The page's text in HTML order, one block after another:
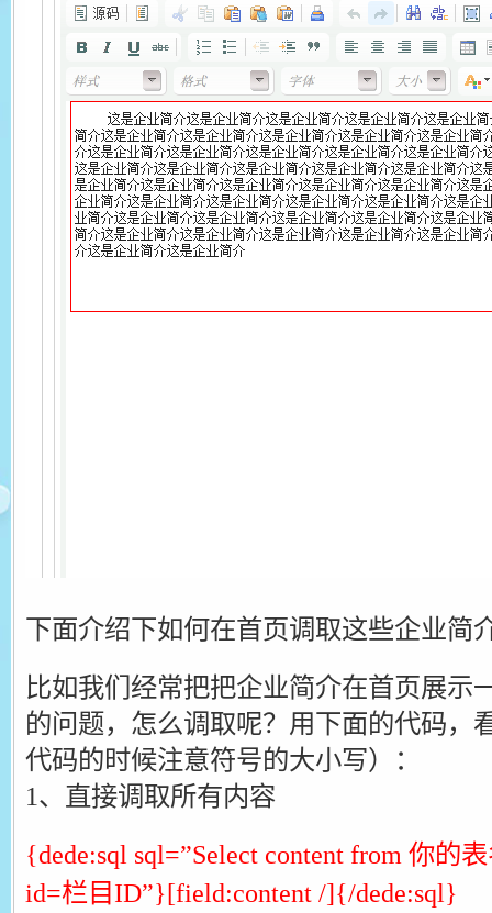
下面介绍下如何在首页调取这些企业简
比如我们经常把把企业简介在首页展示
的问题，怎么调取呢？用下面的代码，
代码的时候注意符号的大小写）：
1、直接调取所有内容
{dede:sql sql=”Select content from 你的
id=栏目ID”}[field:content /]{/dede:sql}